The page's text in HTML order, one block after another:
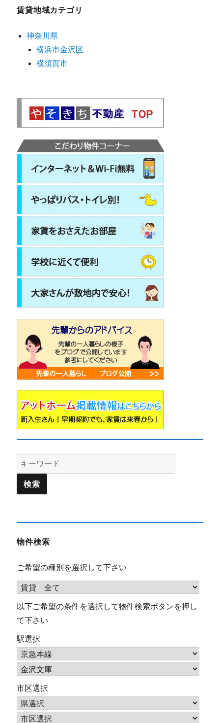
賃貸地域カテゴリ
神奈川県
横浜市金沢区
横須賀市
Search
for:
物件検索
ご希望の種別を選択して下さい
以下ご希望の条件を選択して物件検索ボタンを押し
て下さい
駅選択
市区選択